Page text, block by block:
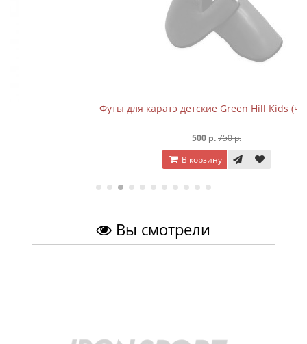
Футы для каратэ детские Green Hill Kids (чёрный)
750 р.
В корзину
Вы смотрели